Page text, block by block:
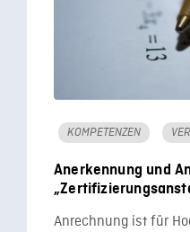
KOMPETENZEN
Anerkennung und
Anrechnung ist für